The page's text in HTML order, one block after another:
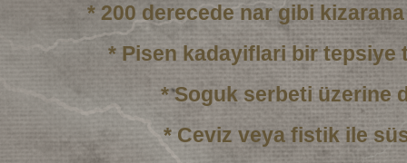
* 200 derecede nar gibi
* Pisen kadayiflari bir tepsiye
* Soguk serbeti üzerine
* Ceviz veya fistik ile